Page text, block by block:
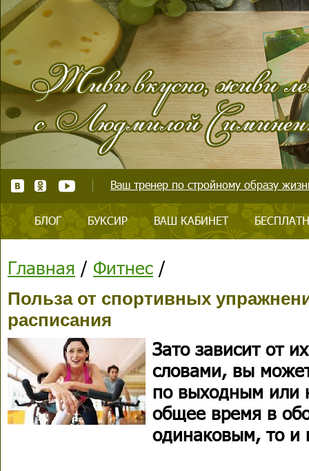
Ваш тренер по стройному образу
БЛОГ БУКСИР ВАШ КАБИНЕТ
Главная / Фитнес /
Польза от спортивных
расписания
Зато зависит от
словами, вы
по выходным или
общее время в
одинаковым, то и